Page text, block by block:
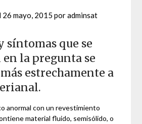
26 mayo, 2015 poradminsat
síntomas que se
la pregunta se
estrechamente a
anormal con un revestimiento
material fluido, semisólido, o